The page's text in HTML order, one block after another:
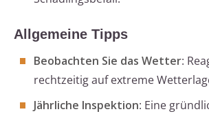
Allgemeine Tipps
Beobachten Sie das Wetter:
rechtzeitig auf extreme
Jährliche Inspektion: Eine